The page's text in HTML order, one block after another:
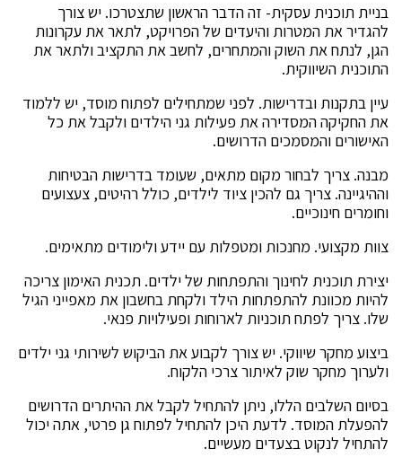
בניית תוכנית עסקית- זה הדבר הראשון שתצטרכו. יש צורך
להגדיר את המטרות והיעדים של הפרויקט, לתאר את עקרונות
הגן, לנתח את השוק והמתחרים, לחשב את התקציב ולתאר את
התוכנית השיווקית.
עיין בתקנות ובדרישות. לפני שמתחילים לפתוח מוסד, יש ללמוד
את החקיקה המסדירה את פעילות גני הילדים ולקבל את כל
האישורים והמסמכים הדרושים.
מבנה. צריך לבחור מקום מתאים, שעומד בדרישות הבטיחות
וההיגיינה. צריך גם להכין ציוד לילדים, כולל רהיטים, צעצועים
וחומרים חינוכיים.
צוות מקצועי. מחנכות ומטפלות עם יידע ולימודים מתאימים.
יצירת תוכנית לחינוך והתפתחות של ילדים. תכנית האימון צריכה
להיות מכוונת להתפתחות הילד ולקחת בחשבון את מאפייני הגיל
שלו. צריך לפתח תוכניות לארוחות ופעילויות פנאי.
ביצוע מחקר שיווקי. יש צורך לקבוע את הביקוש לשירותי גני ילדים
ולערוך מחקר שוק לאיתור צרכי הלקוח.
בסיום השלבים הללו, ניתן להתחיל לקבל את ההיתרים הדרושים
להפעלת המוסד. לדעת היכן להתחיל לפתוח גן פרטי, אתה יכול
להתחיל לנקוט בצעדים מעשיים.